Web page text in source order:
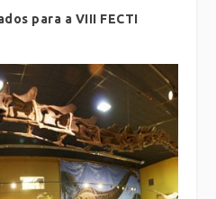
para a VIII FECTI